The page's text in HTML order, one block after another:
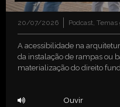
20/07/2026 Podcast, Temas
A acessibilidade na
da instalação de rampas ou
materialização do direito
Ouvir